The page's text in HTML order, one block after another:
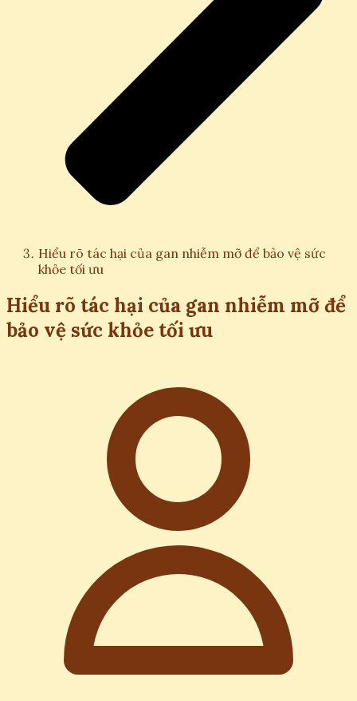
Hiểu rõ tác hại của gan nhiễm mỡ để bảo vệ sức
khỏe tối ưu
Hiểu rõ tác hại của gan nhiễm mỡ để
bảo vệ sức khỏe tối ưu